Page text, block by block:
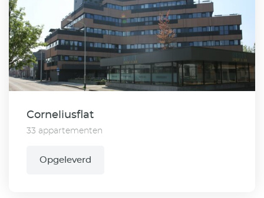
Corneliusflat
33 appartementen
Opgeleverd